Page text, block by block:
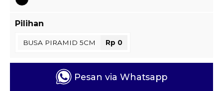
Pilihan
BUSA PIRAMID 5CM Rp 0
Pesan via Whatsapp